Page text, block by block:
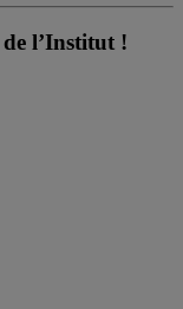
l’Institut !